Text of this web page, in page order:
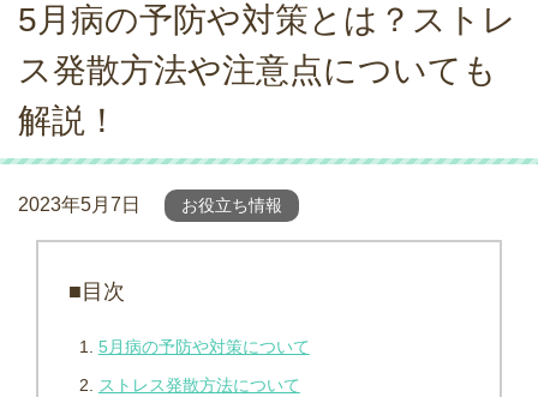
5月病の予防や対策とは？ストレ
ス発散方法や注意点についても
解説！
2023年5月7日 お役立ち情報
■目次
5月病の予防や対策について
ストレス発散方法について